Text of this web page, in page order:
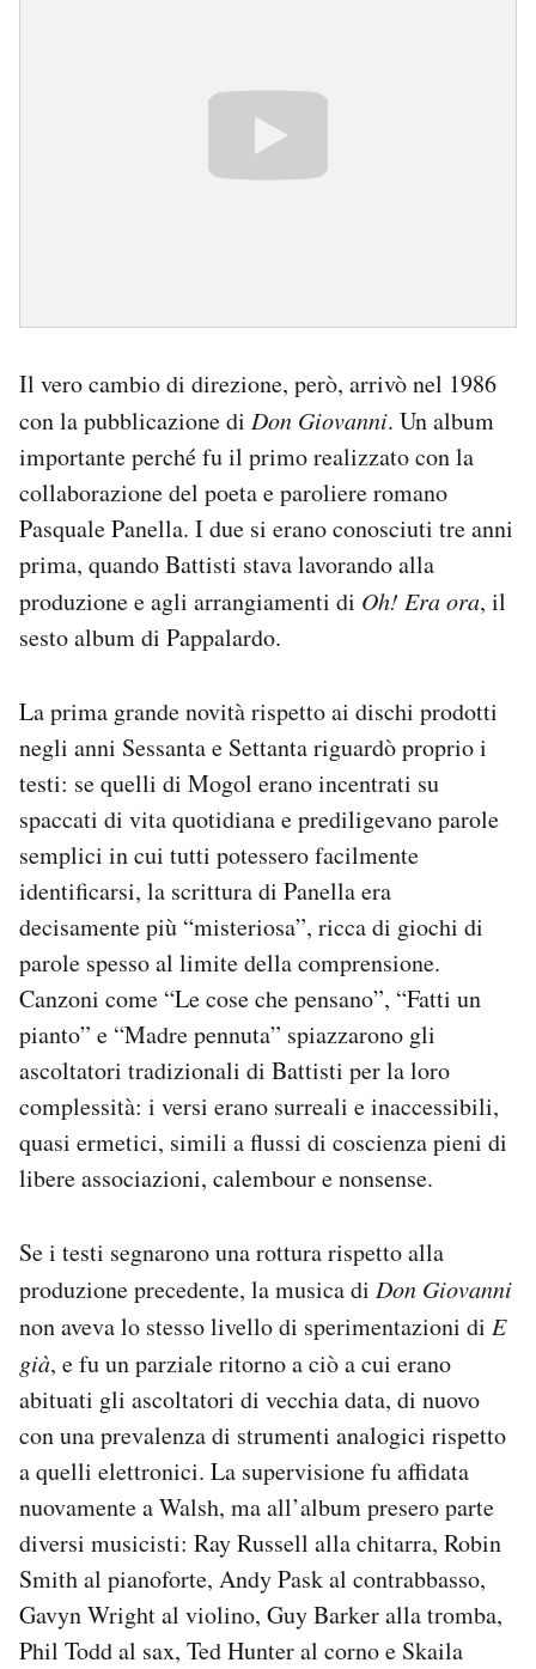
Il vero cambio di direzione, però, arrivò nel 1986
con la pubblicazione di Don Giovanni. Un album
importante perché fu il primo realizzato con la
collaborazione del poeta e paroliere romano
Pasquale Panella. I due si erano conosciuti tre anni
prima, quando Battisti stava lavorando alla
produzione e agli arrangiamenti di Oh! Era ora, il
sesto album di Pappalardo.
La prima grande novità rispetto ai dischi prodotti
negli anni Sessanta e Settanta riguardò proprio i
testi: se quelli di Mogol erano incentrati su
spaccati di vita quotidiana e prediligevano parole
semplici in cui tutti potessero facilmente
identificarsi, la scrittura di Panella era
decisamente più “misteriosa”, ricca di giochi di
parole spesso al limite della comprensione.
Canzoni come “Le cose che pensano”, “Fatti un
pianto” e “Madre pennuta” spiazzarono gli
ascoltatori tradizionali di Battisti per la loro
complessità: i versi erano surreali e inaccessibili,
quasi ermetici, simili a flussi di coscienza pieni di
libere associazioni, calembour e nonsense.
Se i testi segnarono una rottura rispetto alla
produzione precedente, la musica di Don Giovanni
non aveva lo stesso livello di sperimentazioni di E
già, e fu un parziale ritorno a ciò a cui erano
abituati gli ascoltatori di vecchia data, di nuovo
con una prevalenza di strumenti analogici rispetto
a quelli elettronici. La supervisione fu affidata
nuovamente a Walsh, ma all’album presero parte
diversi musicisti: Ray Russell alla chitarra, Robin
Smith al pianoforte, Andy Pask al contrabbasso,
Gavyn Wright al violino, Guy Barker alla tromba,
Phil Todd al sax, Ted Hunter al corno e Skaila